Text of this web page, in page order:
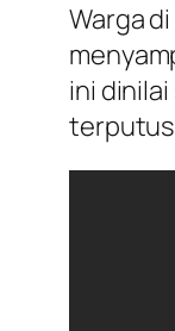
Warga
ini
terputus